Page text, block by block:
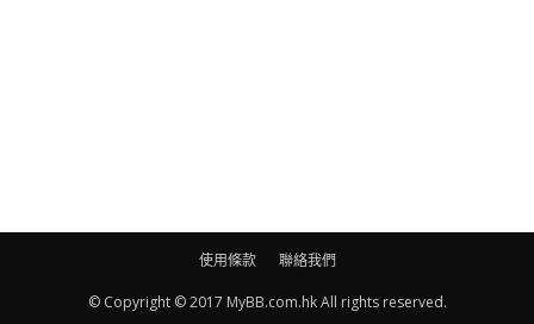
就替他說明他的意願。當你察覺他對別人發脾氣時，教導他如何
將他的生氣以口語表達出來，如︰「我很生氣﹗」，教導他情感
使用條款 聯絡我們
© Copyright © 2017 MyBB.com.hk All rights reserved.